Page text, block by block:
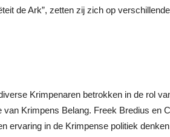
de Ark”, zetten zij zich op
Krimpenaren betrokken in de rol
van Krimpens Belang. Freek Bredius en
ervaring in de Krimpense politiek